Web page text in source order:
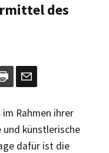
des
Rahmen ihrer
künstlerische
dafür ist die